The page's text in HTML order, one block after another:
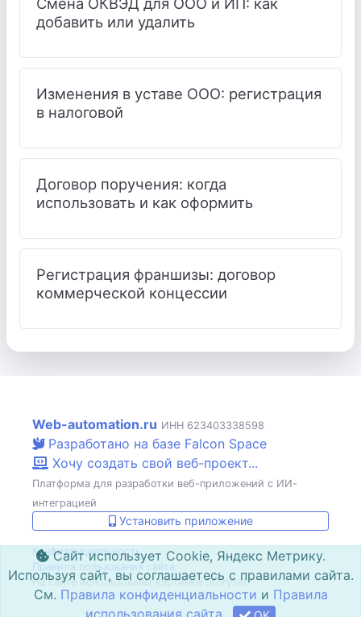
добавить или удалить
Изменения в уставе ООО: регистрация
в налоговой
Договор поручения: когда
использовать и как оформить
Регистрация франшизы: договор
коммерческой концессии
Web-automation.ru ИНН 623403338598
Разработано на базе Falcon Space
Хочу создать свой веб-проект...
Платформа для разработки веб-приложений с ИИ-
интеграцией
Установить приложение
Конфиденциальность
Правила пользования сайта
На сайте использованы картинки Storyset
Сайт использует Cookie, Яндекс Метрику.
Используя сайт, вы соглашаетесь с правилами сайта.
См. Правила конфиденциальности и Правила